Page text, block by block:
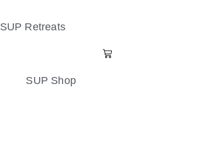
SUP Retreats
SUP Shop